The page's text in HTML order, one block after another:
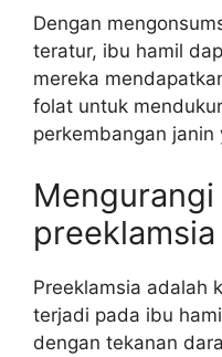
Dengan
teratur, ibu hamil
mereka
folat untuk
perkembangan janin
preeklamsia
Preeklamsia adalah
terjadi pada ibu
dengan tekanan